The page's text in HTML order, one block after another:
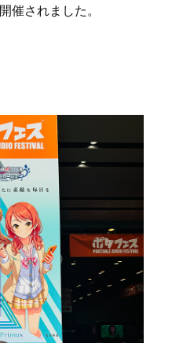
催されました。